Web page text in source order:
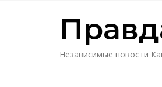
Независимые новости